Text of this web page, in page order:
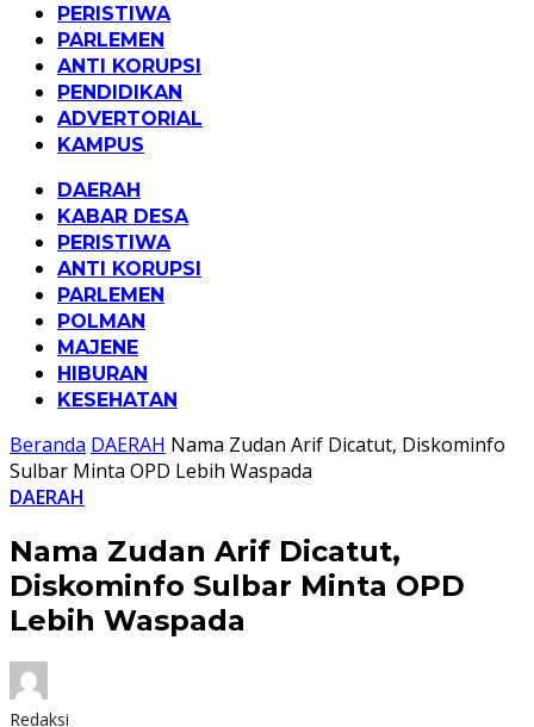
PERISTIWA
PARLEMEN
ANTI KORUPSI
PENDIDIKAN
ADVERTORIAL
KAMPUS
DAERAH
KABAR DESA
PERISTIWA
ANTI KORUPSI
PARLEMEN
POLMAN
MAJENE
HIBURAN
KESEHATAN
Beranda DAERAH Nama Zudan Arif Dicatut, Diskominfo
Sulbar Minta OPD Lebih Waspada
DAERAH
Nama Zudan Arif Dicatut,
Diskominfo Sulbar Minta OPD
Lebih Waspada
Redaksi